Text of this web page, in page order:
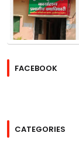
FACEBOOK
CATEGORIES